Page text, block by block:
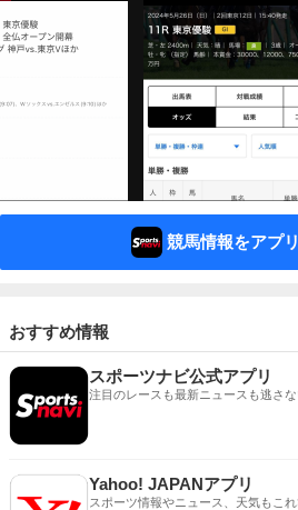
競馬情報をアプ
おすすめ情報
スポーツナビ公式アプリ
注目のレースも最新ニュースも逃さ
Yahoo! JAPANアプリ
スポーツ情報やニュース、天気もこ